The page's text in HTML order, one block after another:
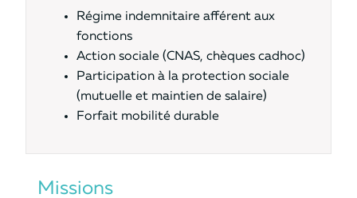
Régime indemnitaire afférent aux
fonctions
Action sociale (CNAS, chèques cadhoc)
Participation à la protection sociale
(mutuelle et maintien de salaire)
Forfait mobilité durable
Missions